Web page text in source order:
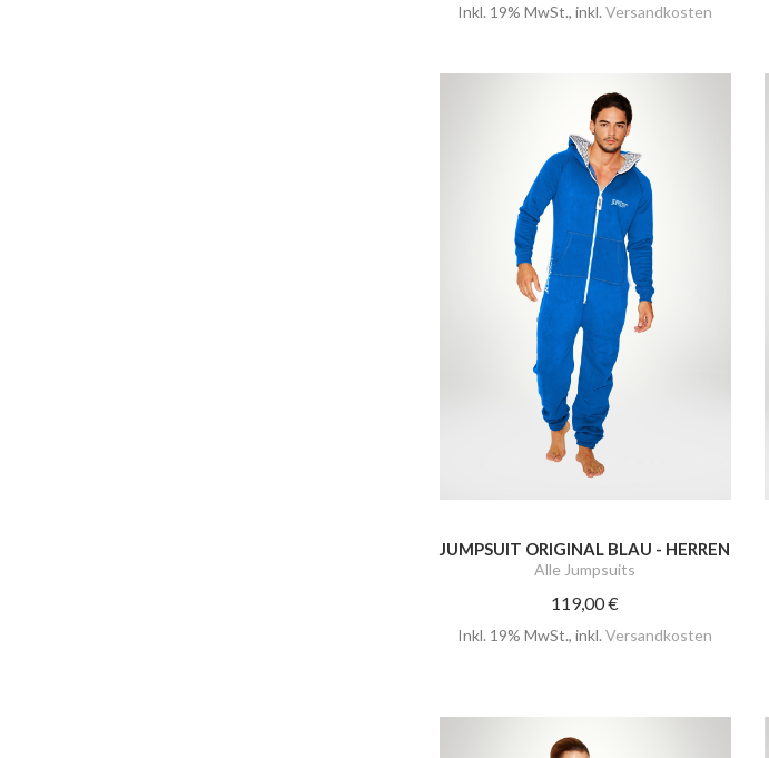
Inkl. 19% MwSt.,inkl.Versandkosten
JUMPSUIT ORIGINAL BLAU - HERREN
Alle Jumpsuits
119,00 €
Inkl. 19% MwSt.,inkl.Versandkosten